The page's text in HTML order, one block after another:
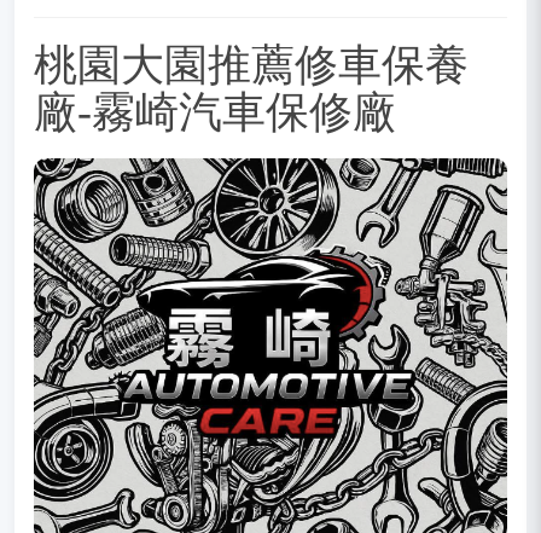
桃園大園推薦修車保養
廠-霧崎汽車保修廠